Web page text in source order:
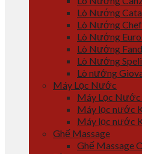
Lò Nướng Cata
Lò Nướng
Lò Nướng
Lò Nướng
Lò Nướng
Lò nướng
Máy Lọc Nước
Máy Lọc Nước
Máy lọc nước
Máy lọc nước
Ghế Massage
Ghế Massage